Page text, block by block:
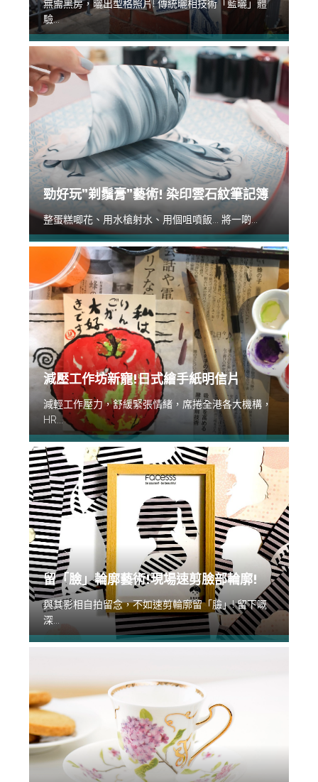
無需黑房，曬出型格照片! 傳統曬相技術「藍曬」體
驗...
勁好玩”剃鬚膏”藝術! 染印雲石紋筆記簿
整蛋糕唧花、用水槍射水、用個咀噴飯... 將一啲...
減壓工作坊新寵!日式繪手紙明信片
減輕工作壓力，舒緩緊張情緒，席捲全港各大機構，
HR...
留「臉」輪廓藝術!現場速剪臉部輪廓!
與其影相自拍留念，不如速剪輪廓留「臉」! 留下嘅
深...